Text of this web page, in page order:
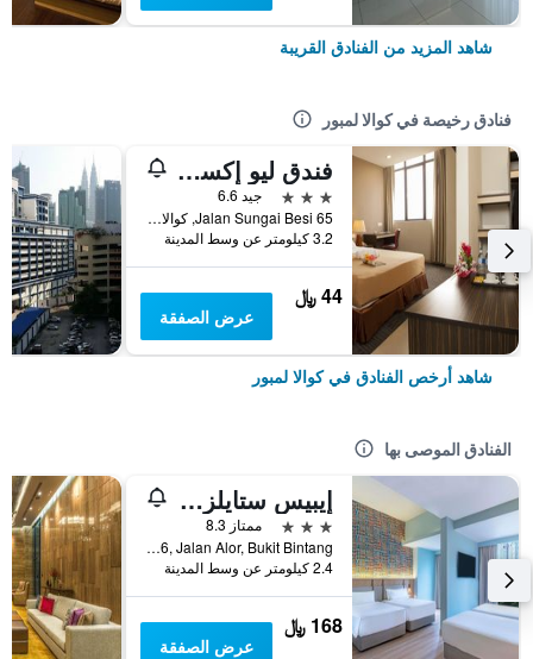
شاهد المزيد من الفنادق القريبة
فنادق رخيصة في كوالا لمبور
فندق ليو إكسبرس
3 نجوم
جيد 6.6
65 Jalan Sungai Besi, كوالا لمبور, ماليزيا
3.2 كيلومتر عن وسط المدينة
44 ﷼
عرض الصفقة
شاهد أرخص الفنادق في كوالا لمبور
الفنادق الموصى بها
إيبيس ستايلز كوالا لمبور بوكيت بينتانج
3 نجوم
ممتاز 8.3
No.16, Jalan Alor, Bukit Bintang, كوالا لمبور, ماليزيا
2.4 كيلومتر عن وسط المدينة
168 ﷼
عرض الصفقة